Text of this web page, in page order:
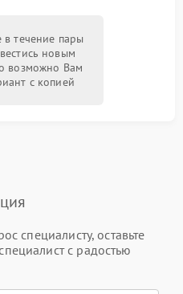
в течение пары
новым
возможно Вам
с копией
специалисту, оставьте
с радостью